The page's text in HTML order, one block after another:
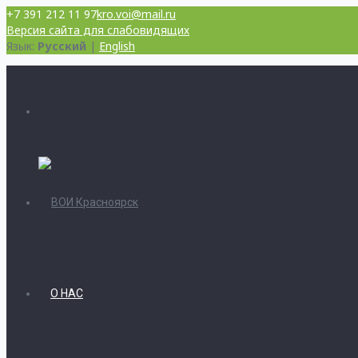
+7 391 212 11 97kro.voi@mail.ru
Версия сайта для слабовидящих
Язык: Русский | English
О НАС